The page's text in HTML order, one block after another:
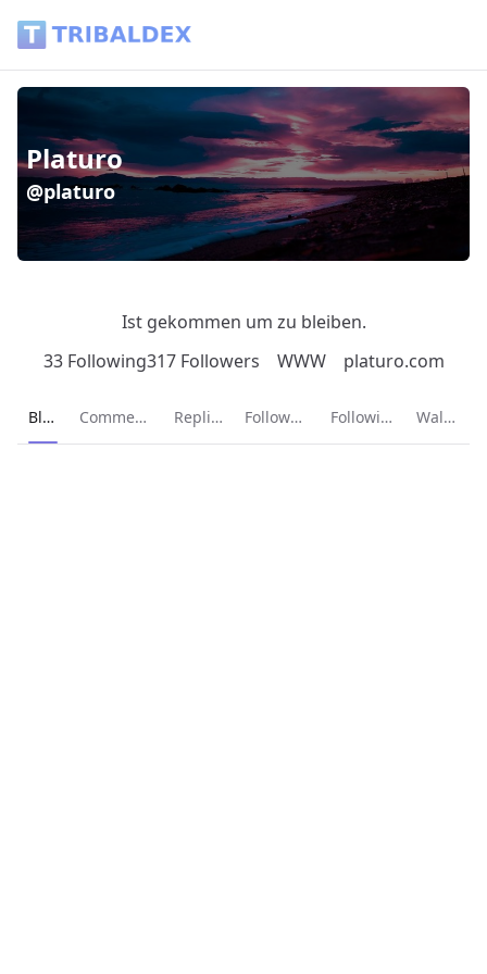
Platuro
@platuro
Ist gekommen um zu bleiben.
33 Following317 Followers WWW platuro.com
Current page:
Blog Comments Replies Followers Following Wallet